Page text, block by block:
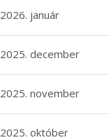
2026. január
2025. december
2025. november
2025. október